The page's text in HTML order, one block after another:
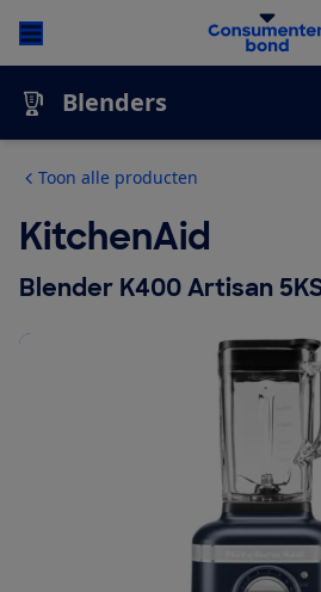
Blenders
Toon alle producten
KitchenAid
Blender K400 Artisan